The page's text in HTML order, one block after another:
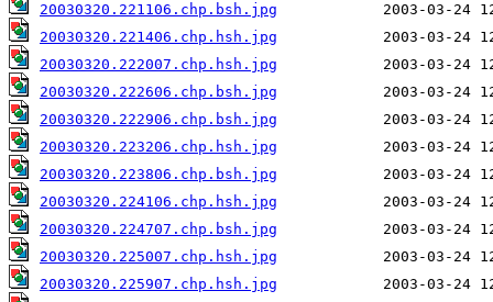
20030320.221106.chp.bsh.jpg
20030320.221406.chp.hsh.jpg
20030320.222007.chp.hsh.jpg
20030320.222606.chp.bsh.jpg
20030320.222906.chp.bsh.jpg
20030320.223206.chp.hsh.jpg
20030320.223806.chp.bsh.jpg
20030320.224106.chp.hsh.jpg
20030320.224707.chp.bsh.jpg
20030320.225007.chp.hsh.jpg
20030320.225907.chp.hsh.jpg